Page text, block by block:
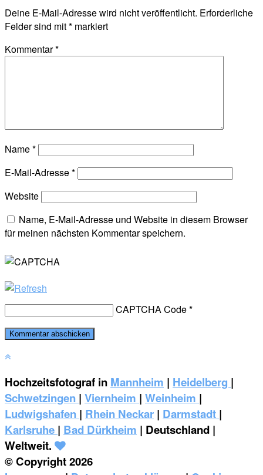
Deine E-Mail-Adresse wird nicht veröffentlicht. Erforderliche
Felder sind mit* markiert
Kommentar*
Name*
E-Mail-Adresse*
Website
Name, E-Mail-Adresse und Website in diesem Browser
für meinen nächsten Kommentar speichern.
CAPTCHA Code*
Hochzeitsfotograf in Mannheim | Heidelberg |
Schwetzingen | Viernheim | Weinheim |
‎Ludwigshafen | Rhein Neckar | Darmstadt |
Karlsruhe | Bad Dürkheim | Deutschland |
Weltweit.
© Copyright 2026